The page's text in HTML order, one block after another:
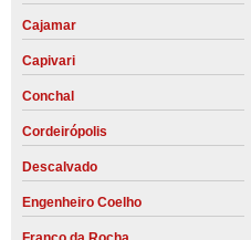
Cajamar
Capivari
Conchal
Cordeirópolis
Descalvado
Engenheiro Coelho